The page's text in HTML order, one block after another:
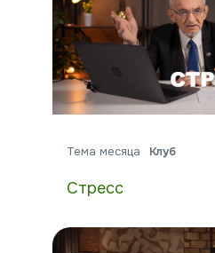
Тема месяца Клуб
Стресс